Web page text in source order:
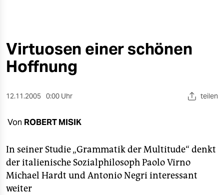
öko
gesellschaft
nord
wahrheit
Virtuosen einer schönen
Hoffnung
12.11.2005 0:00 Uhr teilen
Von ROBERT MISIK
In seiner Studie „Grammatik der Multitude“ denkt
der italienische Sozialphilosoph Paolo Virno
Michael Hardt und Antonio Negri interessant
weiter